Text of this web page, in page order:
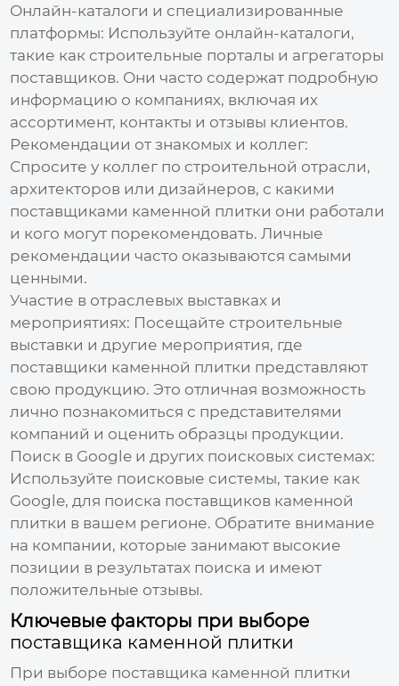
Онлайн-каталоги и специализированные
платформы: Используйте онлайн-каталоги,
такие как строительные порталы и агрегаторы
поставщиков. Они часто содержат подробную
информацию о компаниях, включая их
ассортимент, контакты и отзывы клиентов.
Рекомендации от знакомых и коллег:
Спросите у коллег по строительной отрасли,
архитекторов или дизайнеров, с какими
поставщиками каменной плитки они работали
и кого могут порекомендовать. Личные
рекомендации часто оказываются самыми
ценными.
Участие в отраслевых выставках и
мероприятиях: Посещайте строительные
выставки и другие мероприятия, где
поставщики каменной плитки представляют
свою продукцию. Это отличная возможность
лично познакомиться с представителями
компаний и оценить образцы продукции.
Поиск в Google и других поисковых системах:
Используйте поисковые системы, такие как
Google, для поиска поставщиков каменной
плитки в вашем регионе. Обратите внимание
на компании, которые занимают высокие
позиции в результатах поиска и имеют
положительные отзывы.
Ключевые факторы при выборе
поставщика каменной плитки
При выборе поставщика каменной плитки